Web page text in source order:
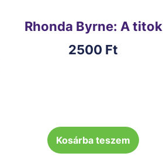
Rhonda Byrne: A titok
2500 Ft
Kosárba teszem